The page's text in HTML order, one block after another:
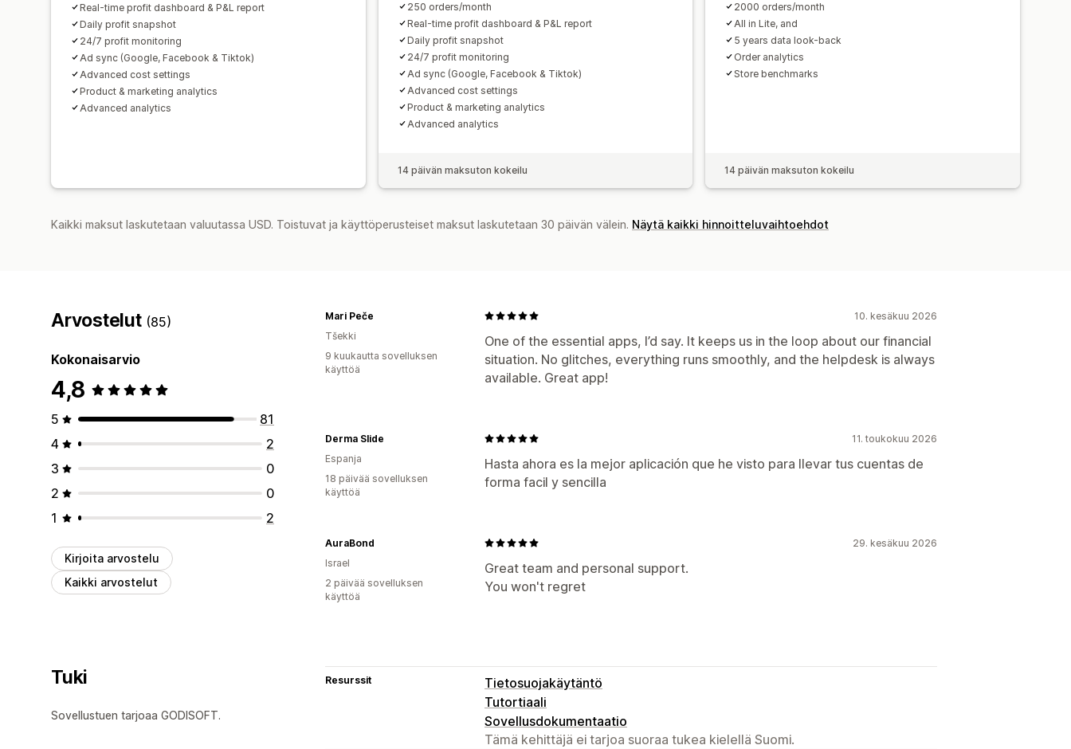
Real-time profit dashboard & P&L report
Daily profit snapshot
24/7 profit monitoring
Ad sync (Google, Facebook & Tiktok)
Advanced cost settings
Product & marketing analytics
Advanced analytics
250 orders/month
Real-time profit dashboard & P&L report
Daily profit snapshot
24/7 profit monitoring
Ad sync (Google, Facebook & Tiktok)
Advanced cost settings
Product & marketing analytics
Advanced analytics
14 päivän maksuton kokeilu
2000 orders/month
All in Lite, and
5 years data look-back
Order analytics
Store benchmarks
14 päivän maksuton kokeilu
Kaikki maksut laskutetaan valuutassa USD. Toistuvat ja käyttöperusteiset maksut laskutetaan 30 päivän välein. Näytä kaikki hinnoitteluvaihtoehdot
Arvostelut (85)
Kokonaisarvio
4,8
5
81
4
2
3
0
2
0
1
2
Kirjoita arvostelu
Kaikki arvostelut
10. kesäkuu 2026
One of the essential apps, I’d say. It keeps us in the loop about our financial
situation. No glitches, everything runs smoothly, and the helpdesk is always
available. Great app!
Mari Peče
Tšekki
9 kuukautta sovelluksen
käyttöä
11. toukokuu 2026
Hasta ahora es la mejor aplicación que he visto para llevar tus cuentas de
forma facil y sencilla
Derma Slide
Espanja
18 päivää sovelluksen
käyttöä
29. kesäkuu 2026
Great team and personal support.
You won't regret
AuraBond
Israel
2 päivää sovelluksen
käyttöä
Tuki
Sovellustuen tarjoaa GODISOFT.
Resurssit
Tietosuojakäytäntö
Tutortiaali
Sovellusdokumentaatio
Tämä kehittäjä ei tarjoa suoraa tukea kielellä Suomi.